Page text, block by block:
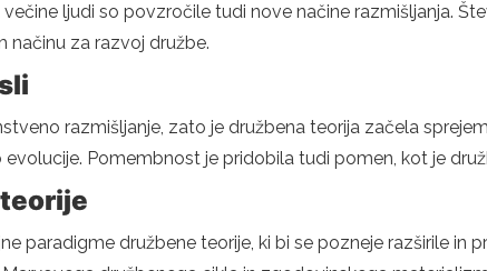
ljudi so povzročile tudi nove načine razmišljanja.
načinu za razvoj družbe.
razmišljanje, zato je družbena teorija začela
Pomembnost je pridobila tudi pomen, kot je
paradigme družbene teorije, ki bi se pozneje razširile in